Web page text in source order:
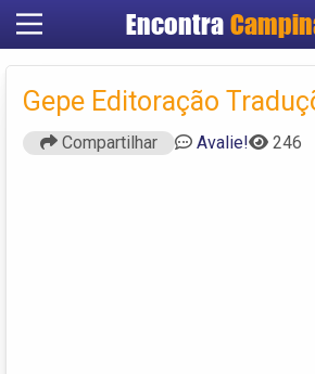
Encontra
Cadastrar
Criar conta
Gepe Editoração
Compartilhar Avalie! 246